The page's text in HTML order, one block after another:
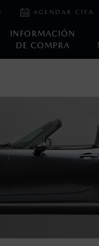
INFORMACIÓN
DE COMPRA
AGENDAR CITA
decir, después de